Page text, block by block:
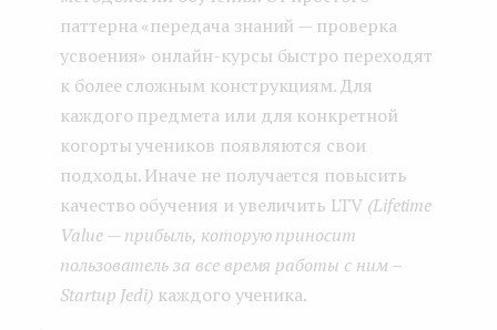
паттерна «передача знаний — проверка
усвоения» онлайн-курсы быстро переходят
к более сложным конструкциям. Для
каждого предмета или для конкретной
когорты учеников появляются свои
подходы. Иначе не получается повысить
качество обучения и увеличить LTV (Lifetime
Value — прибыль, которую приносит
пользователь за все время работы с ним –
Startup Jedi) каждого ученика.